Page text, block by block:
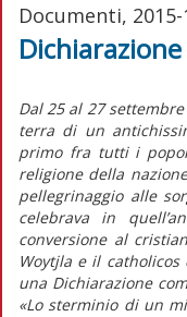
Documenti, 2015-
Dal 25 al 27
terra di un
primo fra tutti i
religione della
pellegrinaggio alle
celebrava in
conversione al
Woytjla e il
una Dichiarazione
«Lo sterminio di un